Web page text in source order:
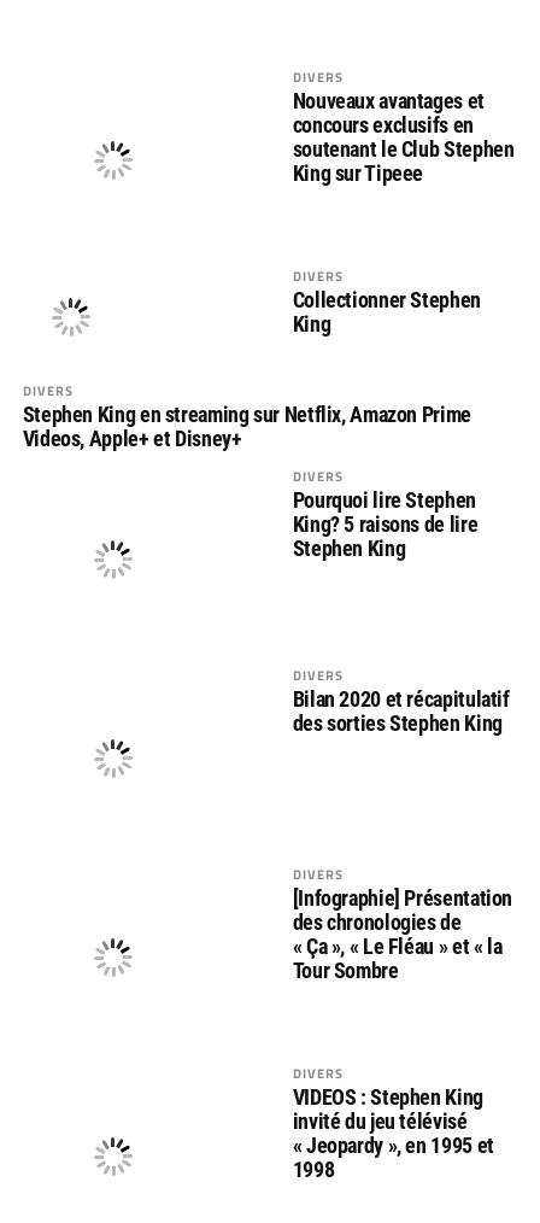
DIVERS
Nouveaux avantages et
concours exclusifs en
soutenant le Club Stephen
King sur Tipeee
DIVERS
Collectionner Stephen
King
DIVERS
Stephen King en streaming sur Netflix, Amazon Prime
Videos, Apple+ et Disney+
DIVERS
Pourquoi lire Stephen
King? 5 raisons de lire
Stephen King
DIVERS
Bilan 2020 et récapitulatif
des sorties Stephen King
DIVERS
[Infographie] Présentation
des chronologies de
« Ça », « Le Fléau » et « la
Tour Sombre
DIVERS
VIDEOS : Stephen King
invité du jeu télévisé
« Jeopardy », en 1995 et
1998